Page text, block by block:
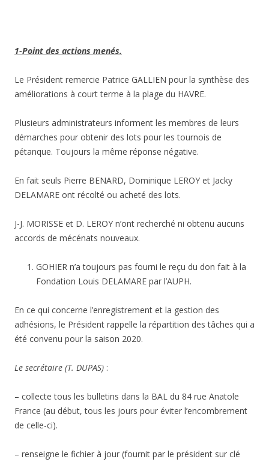
1-Point des actions menés.
Le Président remercie Patrice GALLIEN pour la synthèse des
améliorations à court terme à la plage du HAVRE.
Plusieurs administrateurs informent les membres de leurs
démarches pour obtenir des lots pour les tournois de
pétanque. Toujours la même réponse négative.
En fait seuls Pierre BENARD, Dominique LEROY et Jacky
DELAMARE ont récolté ou acheté des lots.
J-J. MORISSE et D. LEROY n’ont recherché ni obtenu aucuns
accords de mécénats nouveaux.
GOHIER n’a toujours pas fourni le reçu du don fait à la
Fondation Louis DELAMARE par l’AUPH.
En ce qui concerne l’enregistrement et la gestion des
adhésions, le Président rappelle la répartition des tâches qui a
été convenu pour la saison 2020.
Le secrétaire (T. DUPAS) :
– collecte tous les bulletins dans la BAL du 84 rue Anatole
France (au début, tous les jours pour éviter l’encombrement
de celle-ci).
– renseigne le fichier à jour (fournit par le président sur clé